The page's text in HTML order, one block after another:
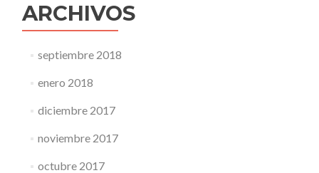
ARCHIVOS
septiembre 2018
enero 2018
diciembre 2017
noviembre 2017
octubre 2017